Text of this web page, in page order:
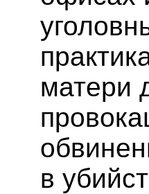
матери
в